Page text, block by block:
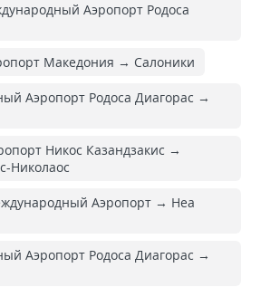
Аэропорт Родоса
Македония → Салоники
Аэропорт Родоса Диагорас →
Никос Казандзакис →
Николаос
Аэропорт → Неа
Аэропорт Родоса Диагорас →